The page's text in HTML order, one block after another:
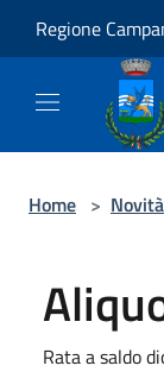
Regione
Home > Novità
Rata a saldo